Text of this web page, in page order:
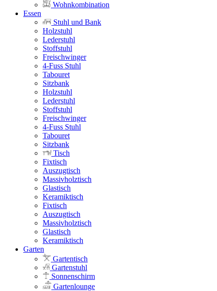
Wohnkombination
Essen
Stuhl und Bank
Holzstuhl
Lederstuhl
Stoffstuhl
Freischwinger
4-Fuss Stuhl
Tabouret
Sitzbank
Holzstuhl
Lederstuhl
Stoffstuhl
Freischwinger
4-Fuss Stuhl
Tabouret
Sitzbank
Tisch
Fixtisch
Auszugtisch
Massivholztisch
Glastisch
Keramiktisch
Fixtisch
Auszugtisch
Massivholztisch
Glastisch
Keramiktisch
Garten
Gartentisch
Gartenstuhl
Sonnenschirm
Gartenlounge